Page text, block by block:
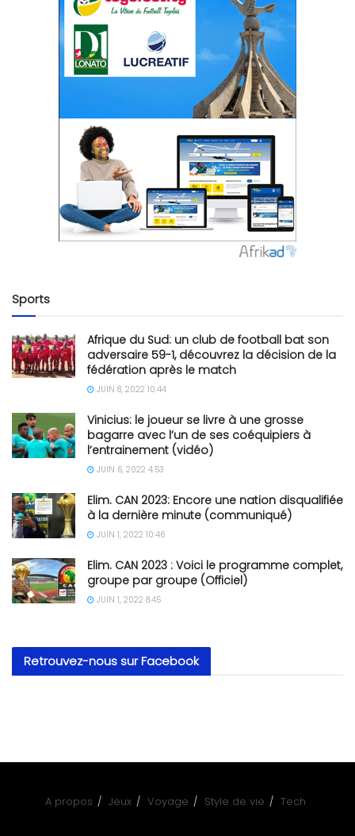
Sports
Afrique du Sud: un club de football bat son
adversaire 59-1, découvrez la décision de la
fédération après le match
JUIN 8, 2022 10:44
Vinicius: le joueur se livre à une grosse
bagarre avec l’un de ses coéquipiers à
l’entrainement (vidéo)
JUIN 6, 2022 4:53
Elim. CAN 2023: Encore une nation disqualifiée
à la dernière minute (communiqué)
JUIN 1, 2022 10:46
Elim. CAN 2023 : Voici le programme complet,
groupe par groupe (Officiel)
JUIN 1, 2022 8:45
Retrouvez-nous sur Facebook
A propos Jeux Voyage Style de vie Tech